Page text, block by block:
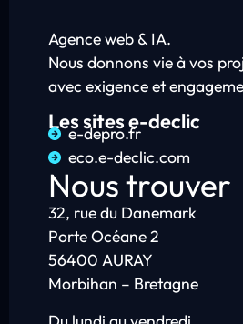
Agence web & IA.
Nous donnons vie à vos
avec exigence et
Les sites e-declic
e-depro.fr
eco.e-declic.com
Nous trouver
32, rue du Danemark
Porte Océane 2
56400 AURAY
Morbihan – Bretagne